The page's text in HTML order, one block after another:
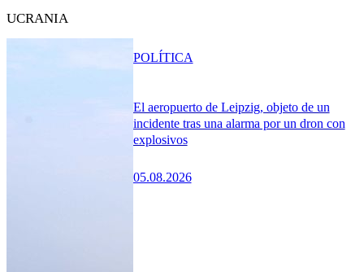
UCRANIA
El aeropuerto de Leipzig, objeto de un
incidente tras una alarma por un dron con
explosivos
05.08.2026
POLÍTICA